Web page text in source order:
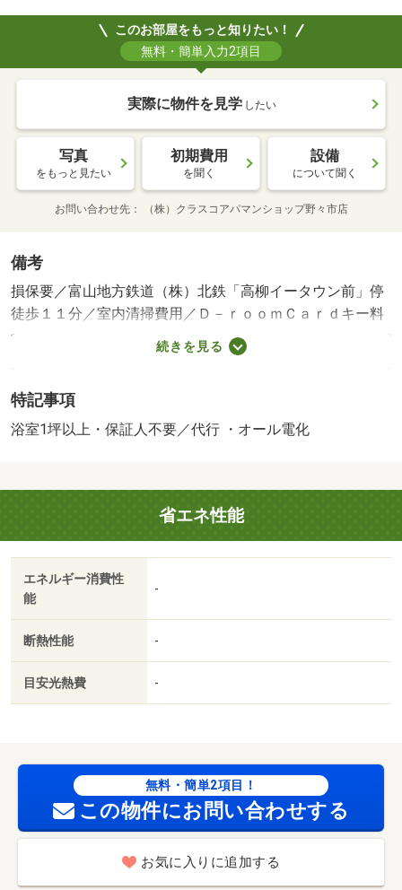
このお部屋をもっと知りたい！
無料・簡単入力2項目
実際に物件を見学 したい
写真
をもっと見たい
初期費用
を聞く
設備
について聞く
お問い合わせ先 （株）クラスコアパマンショップ野々市店
備考
損保要／富山地方鉄道（株）北鉄「高柳イータウン前」停
徒歩１１分／室内清掃費用／Ｄ－ｒｏｏｍＣａｒｄキー料
金／ＩＣロック電池（初回）等／保証会社利用必：機関保
証加入必須。初回保証料３５０００円、月額保証料賃料等
費用 退去費用実費精算※故意・過失等別途実費］ルーム
クリーニング料金にエアコンクリーニング費用を含みま
ワー付洗面台／ＴＶインターホン／浴室乾燥機／オートロ
ック／室内洗濯置／シューズボックス／システムキッチン
／追焚機能浴室／温水洗浄便座／駐輪場／宅配ボックス／
即入居可／敷金不要／防犯カメラ／ＩＨクッキングヒータ
ー／照明付／全居室洋室／ウォークインクロゼット／保証
人不要／オール電化／ネット使用料不要／浴室１坪以上／
／ＢＳ／礼金１ヶ月／保証会社利用可／東金沢駅（その
他）まで１４１７ｍ/賃貸戸数:12戸
続きを見る
特記事項
浴室1坪以上・保証人不要／代行 ・オール電化
省エネ性能
エネルギー消費性
能
-
断熱性能 -
目安光熱費 -
無料・簡単2項目！
この物件にお問い合わせする
お気に入りに追加する